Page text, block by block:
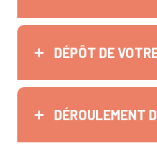
DÉPÔT DE
DÉROULEMENT